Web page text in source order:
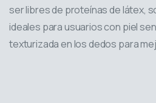
ser libres de proteínas de látex,
ideales para usuarios con piel
texturizada en los dedos para